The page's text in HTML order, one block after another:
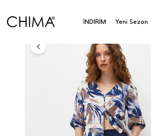
İNDİRİM Yeni Sezon
Anasayfa